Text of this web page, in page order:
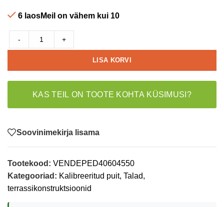
6 laosMeil on vähem kui 10
- +
LISA KORVI
KAS TEIL ON TOOTE KOHTA KÜSIMUSI?
Soovinimekirja lisama
Tootekood: VENDEPED40604550
Kategooriad: Kalibreeritud puit, Talad,
terrassikonstruktsioonid